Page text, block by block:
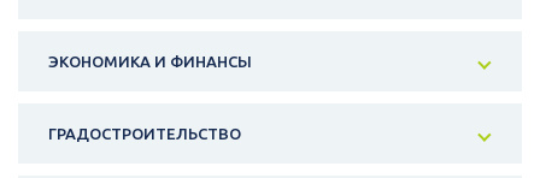
ЭКОНОМИКА И ФИНАНСЫ
ГРАДОСТРОИТЕЛЬСТВО